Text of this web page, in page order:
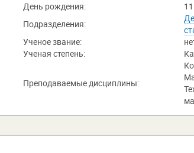
День рождения:
Подразделения:
Ученое звание:
Ученая степень:
Преподаваемые дисциплины: